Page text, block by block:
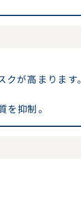
が高まります。
抑制。